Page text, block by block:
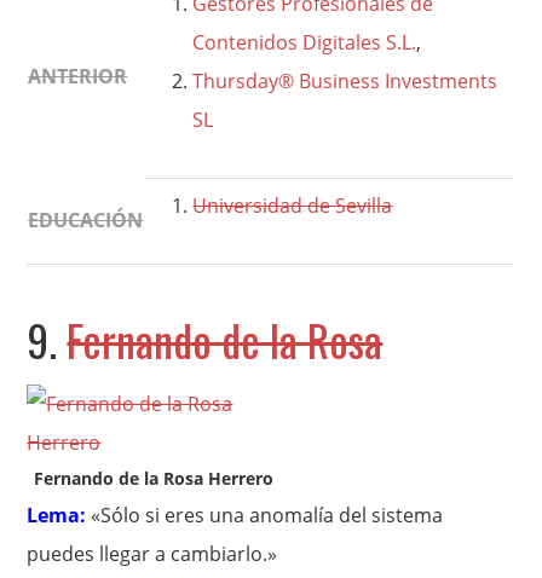
ANTERIOR
Contenidos Digitales S.L.,
Thursday® Business Investments
SL
EDUCACIÓN
Universidad de Sevilla
9.Fernando de la Rosa
Fernando de la Rosa Herrero
Lema: «Sólo si eres una anomalía del sistema
puedes llegar a cambiarlo.»